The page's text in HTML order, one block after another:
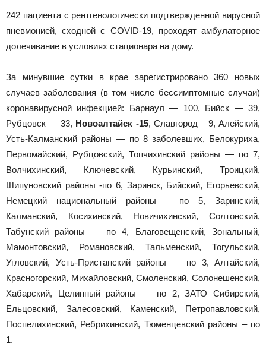
242 пациента с рентгенологически подтвержденной вирусной
пневмонией, сходной с COVID-19, проходят амбулаторное
долечивание в условиях стационара на дому.
За минувшие сутки в крае зарегистрировано 360 новых
случаев заболевания (в том числе бессимптомные случаи)
коронавирусной инфекцией: Барнаул — 100, Бийск — 39,
Рубцовск — 33, Новоалтайск -15, Славгород – 9, Алейский,
Усть-Калманский районы — по 8 заболевших, Белокуриха,
Первомайский, Рубцовский, Топчихинский районы — по 7,
Волчихинский, Ключевский, Курьинский, Троицкий,
Шипуновский районы -по 6, Заринск, Бийский, Егорьевский,
Немецкий национальный районы – по 5, Заринский,
Калманский, Косихинский, Новичихинский, Солтонский,
Табунский районы — по 4, Благовещенский, Зональный,
Мамонтовский, Романовский, Тальменский, Тогульский,
Угловский, Усть-Пристанский районы — по 3, Алтайский,
Красногорский, Михайловский, Смоленский, Солонешенский,
Хабарский, Целинный районы — по 2, ЗАТО Сибирский,
Ельцовский, Залесовский, Каменский, Петропавловский,
Поспелихинский, Ребрихинский, Тюменцевский районы – по
1.